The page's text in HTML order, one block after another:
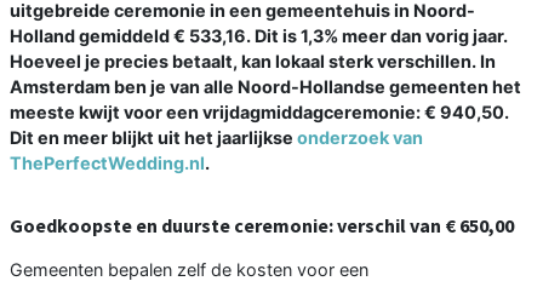
uitgebreide ceremonie in een gemeentehuis in Noord-
Holland gemiddeld € 533,16. Dit is 1,3% meer dan vorig jaar.
Hoeveel je precies betaalt, kan lokaal sterk verschillen. In
Amsterdam ben je van alle Noord-Hollandse gemeenten het
meeste kwijt voor een vrijdagmiddagceremonie: € 940,50.
Dit en meer blijkt uit het jaarlijkse onderzoek van
ThePerfectWedding.nl.
Goedkoopste en duurste ceremonie: verschil van € 650,00
Gemeenten bepalen zelf de kosten voor een